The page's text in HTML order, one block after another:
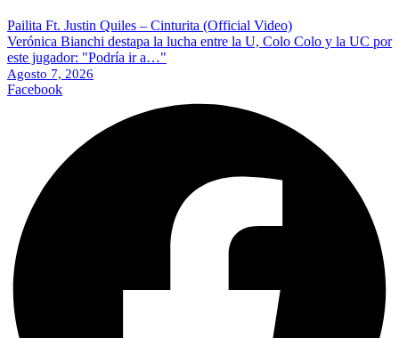
Pailita Ft. Justin Quiles – Cinturita (Official Video)
Verónica Bianchi destapa la lucha entre la U, Colo Colo y la UC por
este jugador: "Podría ir a…"
Agosto 7, 2026
Facebook